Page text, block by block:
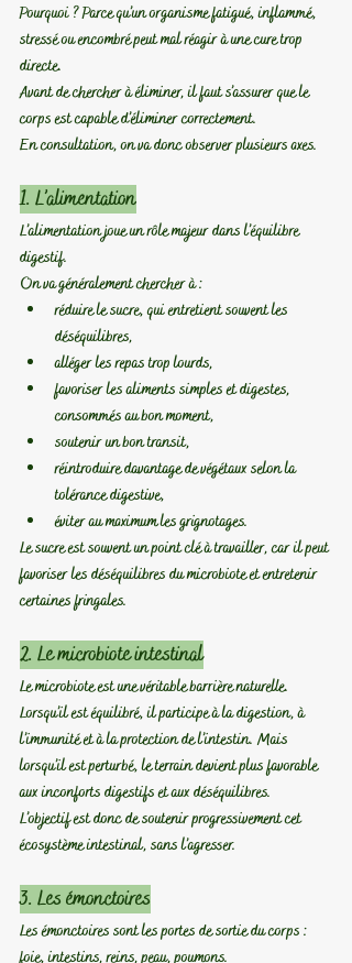
Pourquoi ? Parce qu’un organisme fatigué, inflammé,
stressé ou encombré peut mal réagir à une cure trop
directe.
Avant de chercher à éliminer, il faut s’assurer que le
corps est capable d’éliminer correctement.
En consultation, on va donc observer plusieurs axes.
1. L’alimentation
L’alimentation joue un rôle majeur dans l’équilibre
digestif.
On va généralement chercher à :
réduire le sucre, qui entretient souvent les
déséquilibres,
alléger les repas trop lourds,
favoriser les aliments simples et digestes,
consommés au bon moment,
soutenir un bon transit,
réintroduire davantage de végétaux selon la
tolérance digestive,
éviter au maximum les grignotages.
Le sucre est souvent un point clé à travailler, car il peut
favoriser les déséquilibres du microbiote et entretenir
certaines fringales.
2. Le microbiote intestinal
Le microbiote est une véritable barrière naturelle.
Lorsqu’il est équilibré, il participe à la digestion, à
l’immunité et à la protection de l’intestin. Mais
lorsqu’il est perturbé, le terrain devient plus favorable
aux inconforts digestifs et aux déséquilibres.
L’objectif est donc de soutenir progressivement cet
écosystème intestinal, sans l’agresser.
3. Les émonctoires
Les émonctoires sont les portes de sortie du corps :
foie, intestins, reins, peau, poumons.